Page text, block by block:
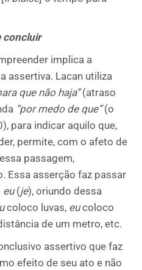
concluir
implica a
assertiva. Lacan utiliza
que não haja”(atraso
“por medo de que”(o
para indicar aquilo que,
permite, com o afeto de
passagem,
Essa asserção faz passar
eu(je), oriundo dessa
coloco luvas, eucoloco
de um metro, etc.
assertivo que faz
efeito de seu ato e não